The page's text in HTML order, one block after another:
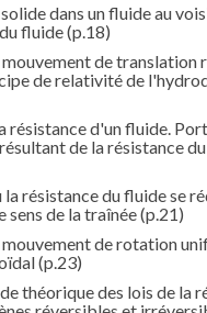
dans un fluide au
fluide(p.18)
mouvement de translation
de relativité de
résistance d'un fluide.
de la résistance
résistance du fluide se
sens de la traînée(p.21)
mouvement de rotation
(p.23)
théorique des lois de la